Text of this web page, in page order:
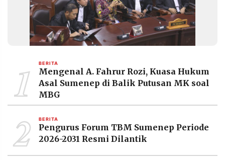
RESOLUSI
PRAMUDITA
2026
PT.
MEDIA
1 BERITA
Mengenal A. Fahrur Rozi, Kuasa Hukum
Asal Sumenep di Balik Putusan MK soal
MBG
2 BERITA
Pengurus Forum TBM Sumenep Periode
2026-2031 Resmi Dilantik